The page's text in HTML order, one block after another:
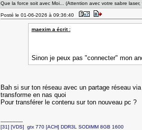
Que la force soit avec Moi... (Attention avec votre sabre
Posté le 01-06-2026 à 09:36:40
maexim a écrit :
Sinon je peux pas "connecter" mon
Bah si sur ton réseau avec un partage réseau
transforme en nas quoi
Pour transférer le contenu sur ton nouveau pc ?
---------------
[31] [VDS] gtx 770 [ACH] DDR3L SODIMM 8GB 1600